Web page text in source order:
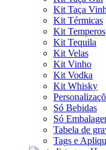
Kit Taça
Kit Térmicas
Kit Temperos
Kit Tequila
Kit Velas
Kit Vinho
Kit Vodka
Kit Whisky
Só Bebidas
Só
Tabela de
Tags e